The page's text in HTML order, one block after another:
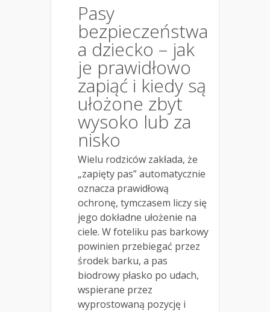
Pasy
bezpieczeństwa
a dziecko – jak
je prawidłowo
zapiąć i kiedy są
ułożone zbyt
wysoko lub za
nisko
Wielu rodziców zakłada, że
„zapięty pas” automatycznie
oznacza prawidłową
ochronę, tymczasem liczy się
jego dokładne ułożenie na
ciele. W foteliku pas barkowy
powinien przebiegać przez
środek barku, a pas
biodrowy płasko po udach,
wspierane przez
wyprostowaną pozycję i